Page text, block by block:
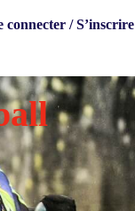
connecter / S’inscrire